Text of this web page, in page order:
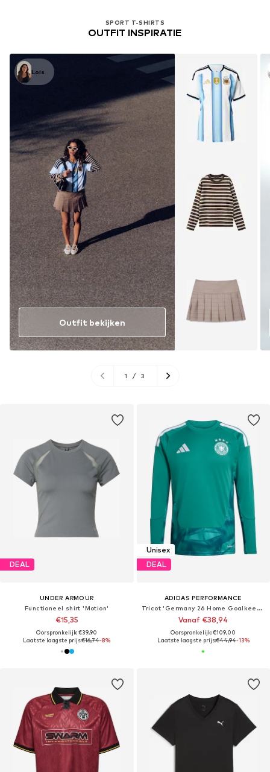
DEAL
UNDER ARMOUR
Functioneel shirt 'Motion'
€15,35
Oorspronkelijk: €39,90
Laatste laagste prijs:€16,74-8%
Unisex
DEAL
ADIDAS PERFORMANCE
Tricot 'Germany 26 Home Goalkeeper Long Sleeve'
Vanaf €38,94
Oorspronkelijk: €109,00
Laatste laagste prijs:€44,94-13%
SPORT T-SHIRTS
OUTFIT INSPIRATIE
Lois
Outfit bekijken
1 / 3